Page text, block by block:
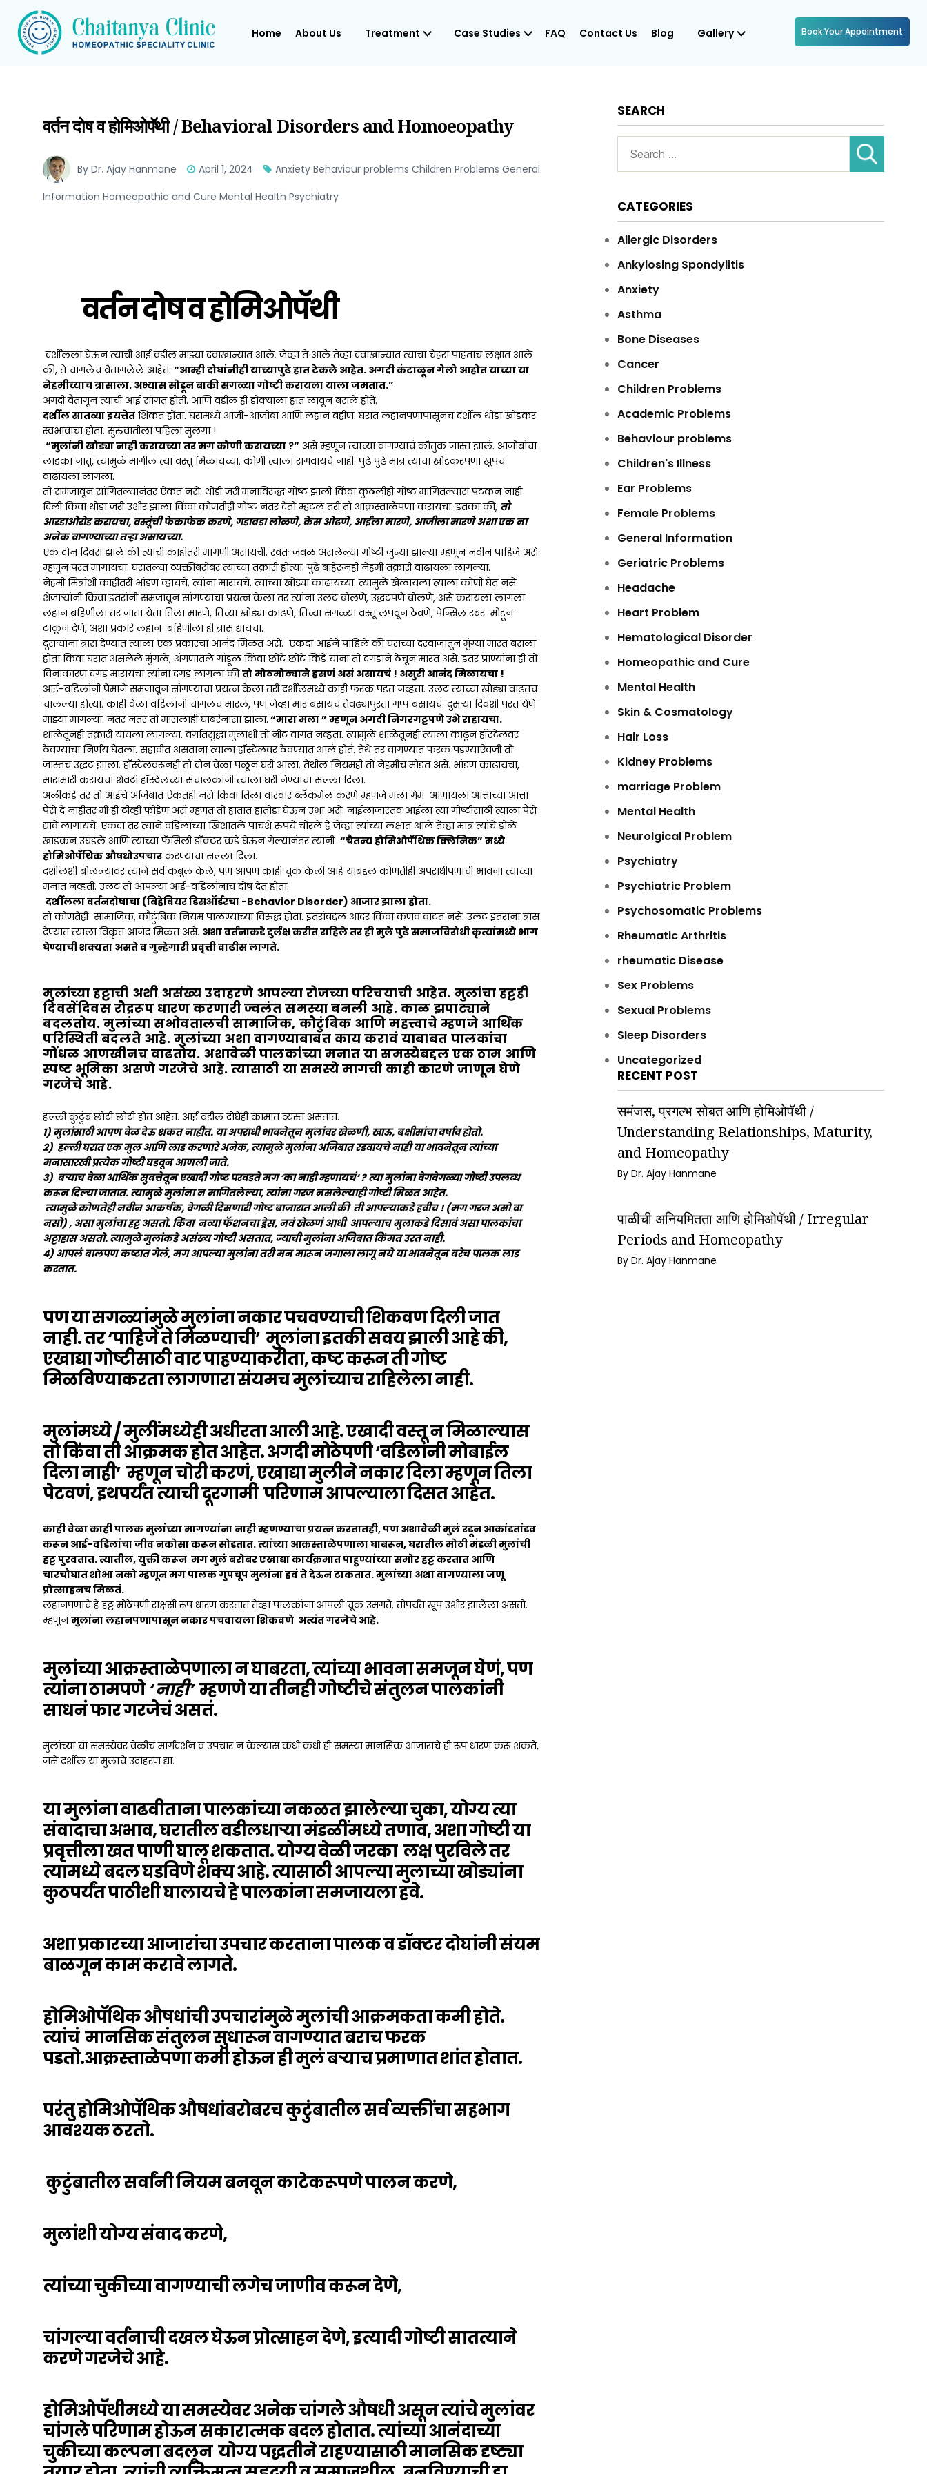
Home About Us Treatment Case Studies FAQ Contact Us Blog Gallery Book Your Appointment
वर्तन दोष व होमिओपॅथी / Behavioral Disorders and Homoeopathy
By Dr. Ajay Hanmane April 1, 2024
Anxiety Behaviour problems Children Problems General
Information Homeopathic and Cure Mental Health Psychiatry
वर्तन दोष व होमिओपॅथी
दर्शीलला घेऊन त्याची आई वडील माझ्या दवाखान्यात आले. जेव्हा ते आले तेव्हा दवाखान्यात त्यांचा चेहरा पाहताच लक्षात आले
की, ते चांगलेच वैतागलेले आहेत. “आम्ही दोघांनीही याच्यापुढे हात टेकले आहेत. अगदी कंटाळून गेलो आहोत याच्या या
नेहमीच्याच त्रासाला. अभ्यास सोडून बाकी सगळ्या गोष्टी करायला याला जमतात.”
अगदी वैतागून त्याची आई सांगत होती. आणि वडील ही डोक्याला हात लावून बसले होते.
दर्शील सातव्या इयत्तेत शिकत होता. घरामध्ये आजी-आजोबा आणि लहान बहीण. घरात लहानपणापासूनच दर्शील थोडा खोडकर
स्वभावाचा होता. सुरुवातीला पहिला मुलगा !
“मुलांनी खोड्या नाही करायच्या तर मग कोणी करायच्या ?” असे म्हणून त्याच्या वागण्याचं कौतुक जास्त झालं. आजोबांचा
लाडका नातू, त्यामुळे मागील त्या वस्तू मिळायच्या. कोणी त्याला रागवायचे नाही. पुढे पुढे मात्र त्याचा खोडकरपणा खूपच
वाढायला लागला.
तो समजावून सांगितल्यानंतर ऐकत नसे. थोडी जरी मनाविरुद्ध गोष्ट झाली किंवा कुठलीही गोष्ट मागितल्यास पटकन नाही
दिली किंवा थोडा जरी उशीर झाला किंवा कोणतीही गोष्ट नंतर देतो म्हटलं तरी तो आक्रस्ताळेपणा करायचा. इतका की, तो
आरडाओरोड करायचा, वस्तूंची फेकाफेक करणे, गडाबडा लोळणे, केस ओढणे, आईला मारणे, आजीला मारणे अशा एक ना
अनेक वागण्याच्या तऱ्हा असायच्या.
एक दोन दिवस झाले की त्याची काहीतरी मागणी असायची. स्वतः जवळ असलेल्या गोष्टी जुन्या झाल्या म्हणून नवीन पाहिजे असे
म्हणून परत मागायचा. घरातल्या व्यक्तींबरोबर त्याच्या तक्रारी होत्या. पुढे बाहेरूनही नेहमी तक्रारी वाढायला लागल्या.
नेहमी मित्रांशी काहीतरी भांडण व्हायचे. त्यांना मारायचे. त्यांच्या खोड्या काढायच्या. त्यामुळे खेळायला त्याला कोणी घेत नसे.
शेजाऱ्यांनी किंवा इतरांनी समजावून सांगण्याचा प्रयत्न केला तर त्यांना उलट बोलणे, उद्धटपणे बोलणे, असे करायला लागला.
लहान बहिणीला तर जाता येता तिला मारणे, तिच्या खोड्या काढणे, तिच्या सगळ्या वस्तू लपवून ठेवणे, पेन्सिल रबर मोडून
टाकून देणे, अशा प्रकारे लहान बहिणीला ही त्रास द्यायचा.
दुसऱ्यांना त्रास देण्यात त्याला एक प्रकारचा आनंद मिळत असे. एकदा आईने पाहिले की घराच्या दरवाजातून मुंग्या मारत बसला
होता किंवा घरात असलेले मुंगळे, अंगणातले गांडूळ किंवा छोटे छोटे किडे यांना तो दगडाने ठेचून मारत असे. इतर प्राण्यांना ही तो
विनाकारण दगड मारायचा त्यांना दगड लागला कीतो मोठमोठ्याने हसणं असं असायचं ! असुरी आनंद मिळायचा !
आई-वडिलांनी प्रेमाने समजावून सांगण्याचा प्रयत्न केला तरी दर्शीलमध्ये काही फरक पडत नव्हता. उलट त्याच्या खोड्या वाढतच
चालल्या होत्या. काही वेळा वडिलांनी चांगलंच मारलं, पण जेव्हा मार बसायचं तेवढ्यापुरता गप्प बसायचं. दुसऱ्या दिवशी परत येणे
माझ्या मागल्या. नंतर नंतर तो मारालाही घाबरेनासा झाला. “मारा मला ” म्हणून अगदी निगरगट्टपणे उभे राहायचा.
शाळेतूनही तक्रारी यायला लागल्या. वर्गातसुद्धा मुलांशी तो नीट वागत नव्हता. त्यामुळे शाळेतूनही त्याला काढून हॉस्टेलवर
ठेवण्याचा निर्णय घेतला. सहावीत असताना त्याला हॉस्टेलवर ठेवण्यात आलं होतं. तेथे तर वागण्यात फरक पडण्याऐवजी तो
जास्तच उद्धट झाला. हॉस्टेलवरूनही तो दोन वेळा पळून घरी आला. तेथील नियमही तो नेहमीच मोडत असे. भांडण काढायचा,
मारामारी करायचा शेवटी हॉस्टेलच्या संचालकांनी त्याला घरी नेण्याचा सल्ला दिला.
अलीकडे तर तो आईचे अजिबात ऐकतही नसे किंवा तिला वारंवार ब्लॅकमेल करणे म्हणजे मला गेम आणायला आत्ताच्या आत्ता
पैसे दे नाहीतर मी ही टीव्ही फोडेण असं म्हणत तो हातात हातोडा घेऊन उभा असे. नाईलाजास्तव आईला त्या गोष्टीसाठी त्याला पैसे
द्यावे लागायचे. एकदा तर त्याने वडिलांच्या खिशातले पाचशे रुपये चोरले हे जेव्हा त्यांच्या लक्षात आले तेव्हा मात्र त्यांचे डोळे
खाडकन उघडले आणि त्यांच्या फॅमिली डॉक्टर कडे घेऊन गेल्यानंतर त्यांनी “चैतन्य होमिओपॅथिक क्लिनिक” मध्ये
होमिओपॅथिक औषधोउपचारकरण्याचा सल्ला दिला.
दर्शीलशी बोलल्यावर त्यांने सर्व कबूल केले, पण आपण काही चूक केली आहे याबद्दल कोणतीही अपराधीपणाची भावना त्याच्या
मनात नव्हती. उलट तो आपल्या आई-वडिलांनाच दोष देत होता.
दर्शीलला वर्तनदोषाचा (बिहेवियर डिसऑर्डरचा -Behavior Disorder) आजार झाला होता.
तो कोणतेही सामाजिक, कौटुंबिक नियम पाळण्याच्या विरुद्ध होता. इतरांबद्दल आदर किंवा कणव वाटत नसे. उलट इतरांना त्रास
देण्यात त्याला विकृत आनंद मिळत असे. अशा वर्तनाकडे दुर्लक्ष करीत राहिले तर ही मुले पुढे समाजविरोधी कृत्यांमध्ये भाग
घेण्याची शक्यता असते व गुन्हेगारी प्रवृत्ती वाढीस लागते.
मुलांच्या हट्टाची अशी असंख्य उदाहरणे आपल्या रोजच्या परिचयाची आहेत. मुलांचा हट्टही
दिवसेंदिवस रौद्ररूप धारण करणारी ज्वलंत समस्या बनली आहे. काळ झपाट्याने
बदलतोय. मुलांच्या सभोवतालची सामाजिक, कौटुंबिक आणि महत्त्वाचे म्हणजे आर्थिक
परिस्थिती बदलते आहे. मुलांच्या अशा वागण्याबाबत काय करावं याबाबत पालकांचा
गोंधळ आणखीनच वाढतोय. अशावेळी पालकांच्या मनात या समस्येबद्दल एक ठाम आणि
स्पष्ट भूमिका असणे गरजेचे आहे. त्यासाठी या समस्ये मागची काही कारणे जाणून घेणे
गरजेचे आहे.
हल्ली कुटुंब छोटी छोटी होत आहेत. आई वडील दोघेही कामात व्यस्त असतात.
1) मुलांसाठी आपण वेळ देऊ शकत नाहीत. या अपराधी भावनेतून मुलांवर खेळणी, खाऊ, बक्षीसांचा वर्षाव होतो.
2) हल्ली घरात एक मुल आणि लाड करणारे अनेक, त्यामुळे मुलांना अजिबात रडवायचे नाही या भावनेतून त्यांच्या
मनासारखी प्रत्येक गोष्टी घडवून आणली जाते.
3) बऱ्याच वेळा आर्थिक सुबत्तेतून एखादी गोष्ट परवडते मग ‘का नाही म्हणायचं’ ? त्या मुलांना वेगवेगळ्या गोष्टी उपलब्ध
करून दिल्या जातात. त्यामुळे मुलांना न मागितलेल्या, त्यांना गरज नसलेल्याही गोष्टी मिळत आहेत.
त्यामुळे कोणतेही नवीन आकर्षक, वेगळी दिसणारी गोष्ट बाजारात आली की ती आपल्याकडे हवीच ! (मग गरज असो वा
नसो) , असा मुलांचा हट्ट असतो. किंवा नव्या फॅशनचा ड्रेस, नवं खेळणं आधी आपल्याच मुलाकडे दिसावं असा पालकांचा
अट्टाहास असतो. त्यामुळे मुलांकडे असंख्य गोष्टी असतात, ज्याची मुलांना अजिबात किंमत उरत नाही.
4) आपलं बालपण कष्टात गेलं, मग आपल्या मुलांना तरी मन मारून जगाला लागू नये या भावनेतून बरेच पालक लाड
करतात.
पण या सगळ्यांमुळे मुलांना नकार पचवण्याची शिकवण दिली जात
नाही. तर ‘पाहिजे ते मिळण्याची’ मुलांना इतकी सवय झाली आहे की,
एखाद्या गोष्टीसाठी वाट पाहण्याकरीता, कष्ट करून ती गोष्ट
मिळविण्याकरता लागणारा संयमच मुलांच्याच राहिलेला नाही.
मुलांमध्ये / मुलींमध्येही अधीरता आली आहे. एखादी वस्तू न मिळाल्यास
तो किंवा ती आक्रमक होत आहेत. अगदी मोठेपणी ‘वडिलांनी मोबाईल
दिला नाही’ म्हणून चोरी करणं, एखाद्या मुलीने नकार दिला म्हणून तिला
पेटवणं, इथपर्यंत त्याची दूरगामी परिणाम आपल्याला दिसत आहेत.
काही वेळा काही पालक मुलांच्या मागण्यांना नाही म्हणण्याचा प्रयत्न करतातही, पण अशावेळी मुलं रडून आकांडतांडव
करून आई-वडिलांचा जीव नकोसा करून सोडतात. त्यांच्या आक्रस्ताळेपणाला घाबरून, घरातील मोठी मंडळी मुलांची
हट्ट पुरवतात. त्यातील, युक्ती करून मग मुलं बरोबर एखाद्या कार्यक्रमात पाहुण्यांच्या समोर हट्ट करतात आणि
चारचौघात शोभा नको म्हणून मग पालक गुपचूप मुलांना हवं ते देऊन टाकतात. मुलांच्या अशा वागण्याला जणू
प्रोत्साहनच मिळतं.
लहानपणाचे हे हट्ट मोठेपणी राक्षसी रूप धारण करतात तेव्हा पालकांना आपली चूक उमगते. तोपर्यंत खूप उशीर झालेला असतो.
म्हणूनमुलांना लहानपणापासून नकार पचवायला शिकवणे अत्यंत गरजेचे आहे.
मुलांच्या आक्रस्ताळेपणाला न घाबरता, त्यांच्या भावना समजून घेणं, पण
त्यांना ठामपणे‘ नाही’म्हणणे या तीनही गोष्टीचे संतुलन पालकांनी
साधनं फार गरजेचं असतं.
मुलांच्या या समस्येवर वेळीच मार्गदर्शन व उपचार न केल्यास कधी कधी ही समस्या मानसिक आजाराचे ही रूप धारण करू शकते,
जसे दर्शील या मुलाचे उदाहरण द्या.
या मुलांना वाढवीताना पालकांच्या नकळत झालेल्या चुका, योग्य त्या
संवादाचा अभाव, घरातील वडीलधाऱ्या मंडळींमध्ये तणाव, अशा गोष्टी या
प्रवृत्तीला खत पाणी घालू शकतात. योग्य वेळी जरका लक्ष पुरविले तर
त्यामध्ये बदल घडविणे शक्य आहे. त्यासाठी आपल्या मुलाच्या खोड्यांना
कुठपर्यंत पाठीशी घालायचे हे पालकांना समजायला हवे.
अशा प्रकारच्या आजारांचा उपचार करताना पालक व डॉक्टर दोघांनी संयम
बाळगून काम करावे लागते.
होमिओपॅथिक औषधांची उपचारांमुळे मुलांची आक्रमकता कमी होते.
त्यांचं मानसिक संतुलन सुधारून वागण्यात बराच फरक
पडतो.आक्रस्ताळेपणा कमी होऊन ही मुलं बऱ्याच प्रमाणात शांत होतात.
परंतु होमिओपॅथिक औषधांबरोबरच कुटुंबातील सर्व व्यक्तींचा सहभाग
आवश्यक ठरतो.
कुटुंबातील सर्वांनी नियम बनवून काटेकरूपणे पालन करणे,
मुलांशी योग्य संवाद करणे,
त्यांच्या चुकीच्या वागण्याची लगेच जाणीव करून देणे,
चांगल्या वर्तनाची दखल घेऊन प्रोत्साहन देणे, इत्यादी गोष्टी सातत्याने
करणे गरजेचे आहे.
होमिओपॅथीमध्ये या समस्येवर अनेक चांगले औषधी असून त्यांचे मुलांवर
चांगले परिणाम होऊन सकारात्मक बदल होतात. त्यांच्या आनंदाच्या
चुकीच्या कल्पना बदलून योग्य पद्धतीने राहण्यासाठी मानसिक दृष्ट्या
SEARCH
for:
CATEGORIES
Allergic Disorders
Ankylosing Spondylitis
Anxiety
Asthma
Bone Diseases
Cancer
Children Problems
Academic Problems
Behaviour problems
Children's Illness
Ear Problems
Female Problems
General Information
Geriatric Problems
Headache
Heart Problem
Hematological Disorder
Homeopathic and Cure
Mental Health
Skin & Cosmatology
Hair Loss
Kidney Problems
marriage Problem
Mental Health
Neurolgical Problem
Psychiatry
Psychiatric Problem
Psychosomatic Problems
Rheumatic Arthritis
rheumatic Disease
Sex Problems
Sexual Problems
Sleep Disorders
Uncategorized
RECENT POST
समंजस, प्रगल्भ सोबत आणि होमिओपॅथी /
Understanding Relationships, Maturity,
and Homeopathy
By Dr. Ajay Hanmane
पाळीची अनियमितता आणि होमिओपॅथी / Irregular
Periods and Homeopathy
By Dr. Ajay Hanmane